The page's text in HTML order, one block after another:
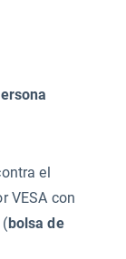
el
VESA con
bolsa de